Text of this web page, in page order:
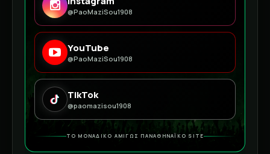
@PaoMaziSou1908
YouTube
@PaoMaziSou1908
TikTok
@paomazisou1908
ΤΟ ΜΟΝΑΔΙΚΟ ΑΜΙΓΩΣ ΠΑΝΑΘΗΝΑΪΚΟ SITE